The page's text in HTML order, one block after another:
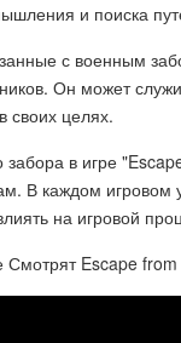
и поиска
с военным
Он может
своих целях.
забора в игре
В каждом игровом
на игровой
Escape